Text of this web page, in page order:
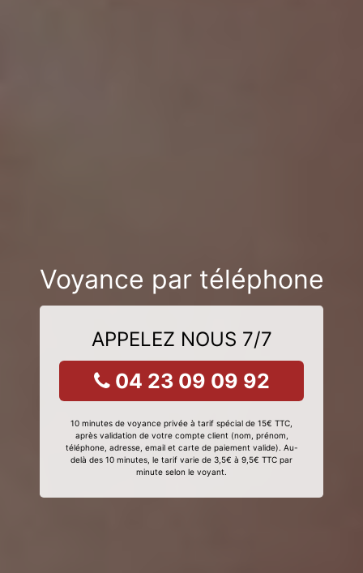
Voyance par téléphone
APPELEZ NOUS 7/7
04 23 09 09 92
10 minutes de voyance privée à tarif spécial de 15€ TTC,
après validation de votre compte client (nom, prénom,
téléphone, adresse, email et carte de paiement valide). Au-
delà des 10 minutes, le tarif varie de 3,5€ à 9,5€ TTC par
minute selon le voyant.